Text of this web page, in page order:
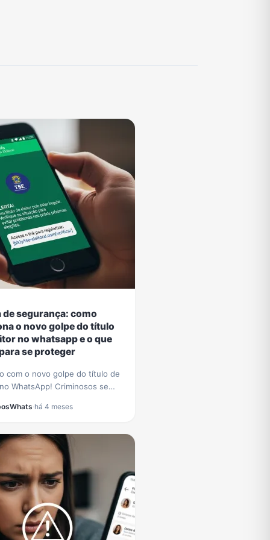
de segurança: como
o novo golpe do título
no whatsapp e o que
se proteger
com o novo golpe do título de
WhatsApp! Criminosos se
a identificar a fraude e proteja-
·há 4 meses